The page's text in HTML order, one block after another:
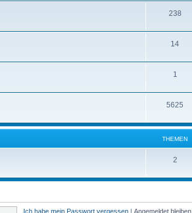
238
14
1
5625
THEMEN
2
Ich habe mein Passwort vergessen | Angemeldet bleiben